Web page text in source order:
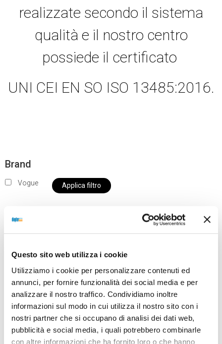
Questo sito web utilizza i cookie
Utilizziamo i cookie per personalizzare contenuti ed
annunci, per fornire funzionalità dei social media e per
analizzare il nostro traffico. Condividiamo inoltre
informazioni sul modo in cui utilizza il nostro sito con i
nostri partner che si occupano di analisi dei dati web,
pubblicità e social media, i quali potrebbero combinarle
con altre informazioni che ha fornito loro o che hanno
realizzate secondo il sistema
qualità e il nostro centro
possiede il certificato
UNI CEI EN SO ISO 13485:2016.
Brand
Vogue Applica filtro
nostro negozio non saranno disponibili per la
spedizione fino al giorno 31 agosto. BUONE FERIE
da OTTICA DIOPTER
Showing the single result